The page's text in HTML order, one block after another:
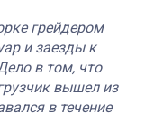
грейдером
и заезды к
в том, что
вышел из
в течение